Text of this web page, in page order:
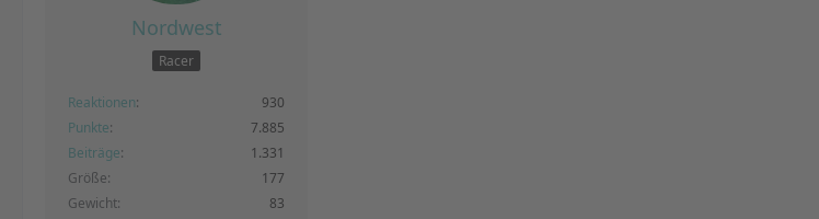
Nordwest
Racer
Reaktionen
930
Punkte
7.885
Beiträge
1.331
Größe
177
Gewicht
83